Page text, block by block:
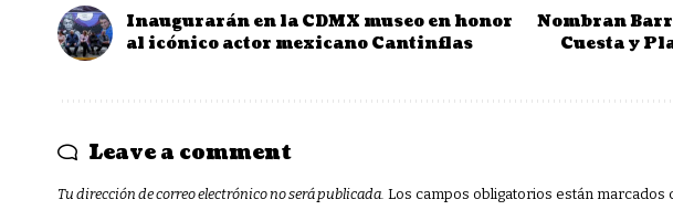
Inaugurarán en la CDMX museo en honor
al icónico actor mexicano Cantinflas
Nombran
Cuesta y
Leave a comment
Tu dirección de correo electrónico no será publicada. Los campos obligatorios están marcados